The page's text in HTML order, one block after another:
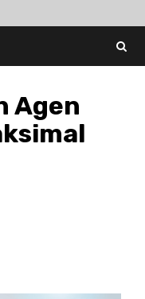
Agen